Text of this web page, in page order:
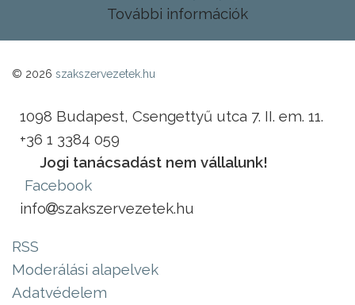
További információk
© 2026 szakszervezetek.hu
1098 Budapest, Csengettyű utca 7. II. em. 11.
+36 1 3384 059
Jogi tanácsadást nem vállalunk!
Facebook
info
szakszervezetek.hu
RSS
Moderálási alapelvek
Adatvédelem